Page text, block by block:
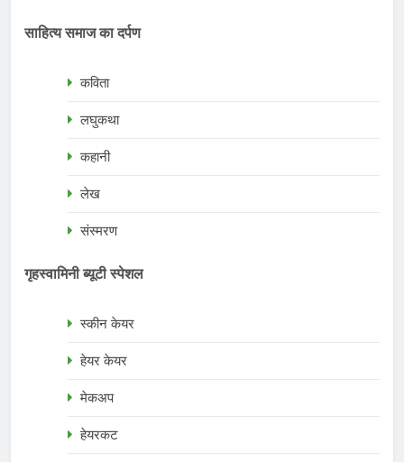
साहित्य समाज का दर्पण
कविता
लघुकथा
कहानी
लेख
संस्मरण
गृहस्वामिनी ब्यूटी स्पेशल
स्कीन केयर
हेयर केयर
मेकअप
हेयरकट